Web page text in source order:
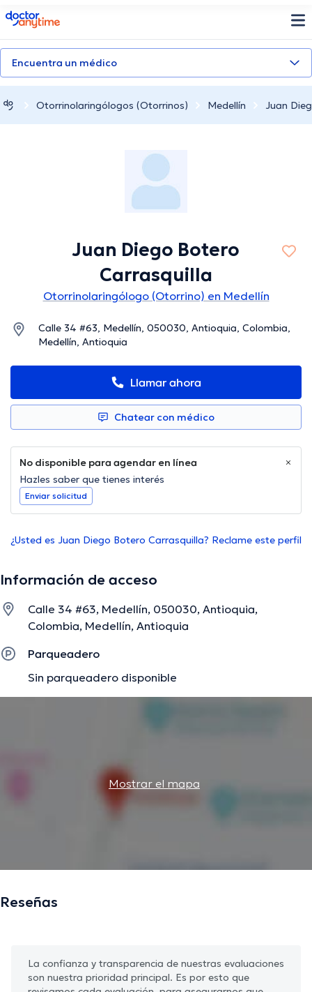
doctoranytime
Encuentra un médico
Otorrinolaringólogos (Otorrinos) Medellín Juan
Juan Diego Botero
Carrasquilla
Otorrinolaringólogo (Otorrino) en Medellín
Calle 34 #63, Medellín, 050030, Antioquia, Colombia,
Medellín, Antioquia
Llamar ahora
Chatear con médico
No disponible para agendar en línea
Hazles saber que tienes interés
Enviar solicitud
¿Usted es Juan Diego Botero Carrasquilla? Reclame este perfil
Información de acceso
Calle 34 #63, Medellín, 050030, Antioquia,
Colombia, Medellín, Antioquia
Parqueadero
Sin parqueadero disponible
Mostrar el mapa
Reseñas
La confianza y transparencia de nuestras evaluaciones
son nuestra prioridad principal. Es por esto que